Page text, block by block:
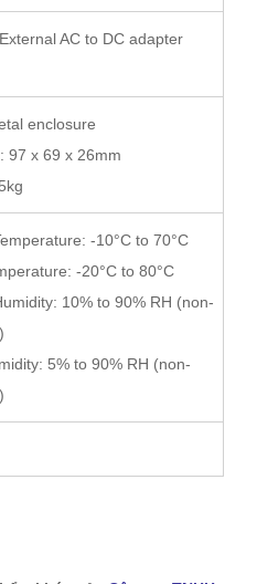
AC to DC adapter
enclosure
97 x 69 x 26mm
-10°C to 70°C
-20°C to 80°C
10% to 90% RH (non-
5% to 90% RH (non-